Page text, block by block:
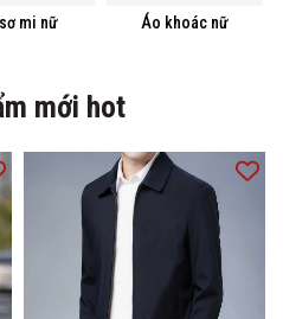
mi nữ Áo khoác nữ
mới hot